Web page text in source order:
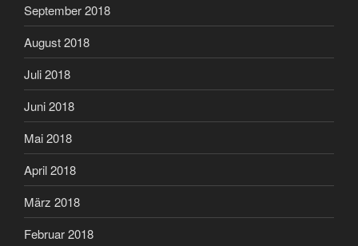
September 2018
August 2018
Juli 2018
Juni 2018
Mai 2018
April 2018
März 2018
Februar 2018